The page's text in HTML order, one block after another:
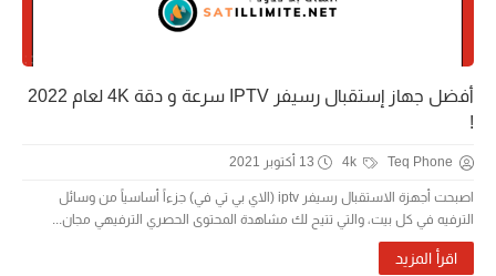
أفضل جهاز إستقبال رسيفر IPTV سرعة و دقة 4K لعام 2022
!
Teq Phone 13 أكتوبر 2021
اصبحت أجهزة الاستقبال رسيفر iptv (الاي بي تي في) جزءاً أساسياً من وسائل
الترفيه في كل بيت، والتي تتيح لك مشاهدة المحتوى الحصري الترفيهي مجان...
اقرأ المزيد